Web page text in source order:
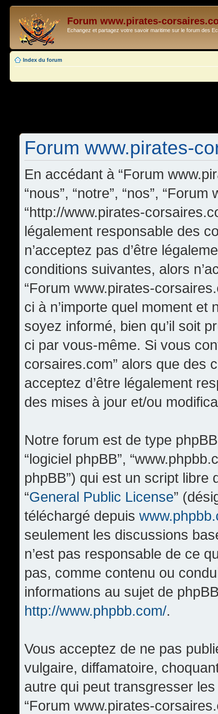
Forum www.pirates-
Echangez et partagez votre savoir maritime sur le forum des
Index du forum
Forum www.pirates-
En accédant à “Forum
“nous”, “notre”, “nos”,
“http://www.pirates-
légalement responsable des
n’acceptez pas d’être
conditions suivantes, alors
“Forum www.pirates-
ci à n’importe quel moment
soyez informé, bien qu’il soit
ci par vous-même. Si vous
corsaires.com” alors que des
acceptez d’être légalement
des mises à jour et/ou
Notre forum est de type phpBB
“logiciel phpBB”,
phpBB”) qui est un script
“General Public License”
téléchargé depuis
seulement les discussions
n’est pas responsable de ce
pas, comme contenu ou
informations au sujet de
http://www.phpbb.com/.
Vous acceptez de ne pas
vulgaire, diffamatoire,
autre qui peut transgresser
“Forum www.pirates-